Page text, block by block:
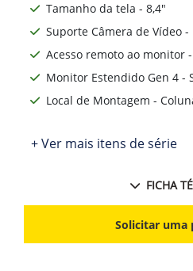
Tamanho da tela - 8,4"
Suporte Câmera de Vídeo -
Acesso remoto ao monitor
Monitor Estendido Gen 4 -
Local de Montagem -
+ Ver mais itens de série
FICHA
Solicitar uma